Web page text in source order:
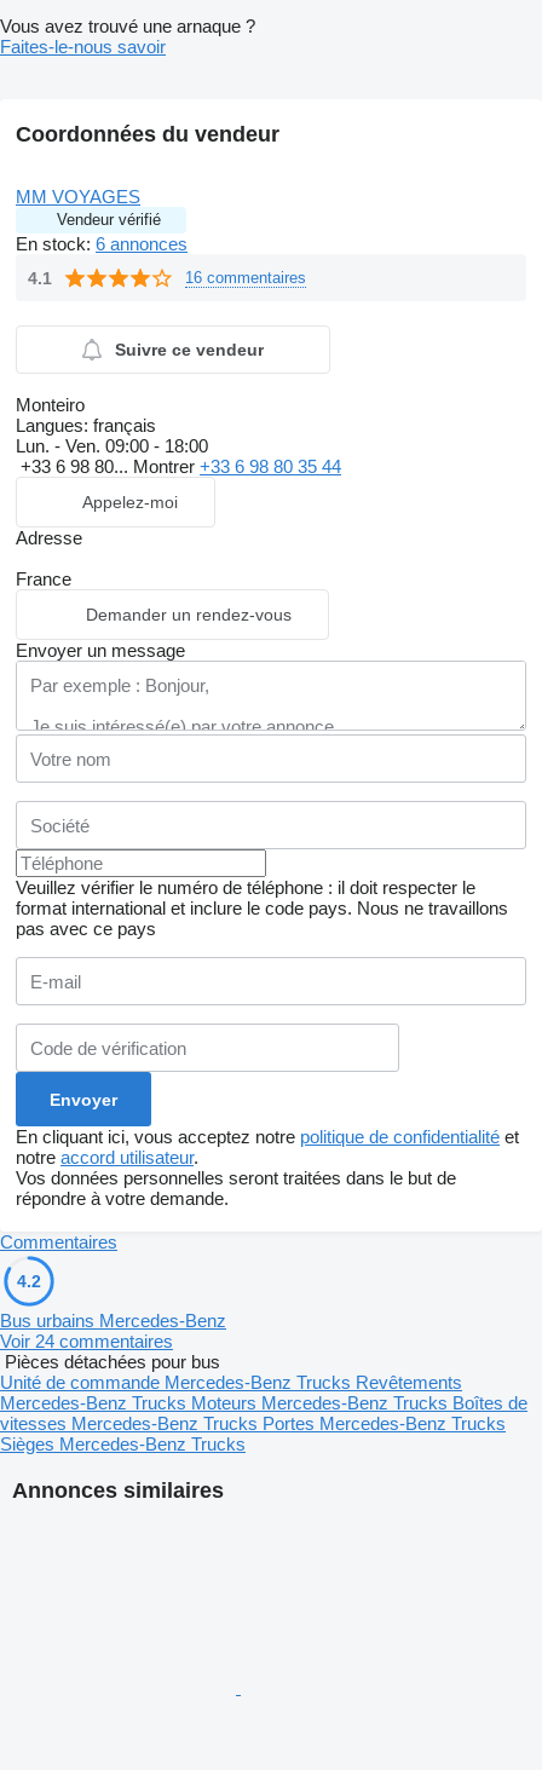
Vous avez trouvé une arnaque ?
Faites-le-nous savoir
Coordonnées du vendeur
MM VOYAGES
Vendeur vérifié
En stock: 6 annonces
4.1 16 commentaires
Suivre ce vendeur
Monteiro
Langues: français
Lun. - Ven. 09:00 - 18:00
+33 6 98 80... Montrer +33 6 98 80 35 44
Appelez-moi
Adresse
France
Demander un rendez-vous
Envoyer un message
Veuillez vérifier le numéro de téléphone : il doit respecter le
format international et inclure le code pays. Nous ne travaillons
pas avec ce pays
En cliquant ici, vous acceptez notre politique de confidentialité et
notre accord utilisateur.
Vos données personnelles seront traitées dans le but de
répondre à votre demande.
Annonces similaires
Commentaires
4.2
Bus urbains Mercedes-Benz
Voir 24 commentaires
Pièces détachées pour bus
Unité de commande Mercedes-Benz Trucks Revêtements
Mercedes-Benz Trucks Moteurs Mercedes-Benz Trucks Boîtes de
vitesses Mercedes-Benz Trucks Portes Mercedes-Benz Trucks
Sièges Mercedes-Benz Trucks